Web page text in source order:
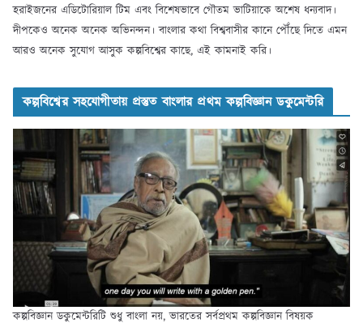
হরাইজনের এডিটোরিয়াল টিম এবং বিশেষভাবে গৌতম ভাটিয়াকে অশেষ ধন্যবাদ।
দীপকেও অনেক অনেক অভিনন্দন। বাংলার কথা বিশ্ববাসীর কানে পৌঁছে দিতে এমন
আরও অনেক সুযোগ আসুক কল্পবিশ্বের কাছে, এই কামনাই করি।
কল্পবিশ্বের সহযোগীতায় প্রস্তুত বাংলার প্রথম কল্পবিজ্ঞান ডকুমেন্টরি
কল্পবিজ্ঞান ডকুমেন্টরিটি শুধু বাংলা নয়, ভারতের সর্বপ্রথম কল্পবিজ্ঞান বিষয়ক